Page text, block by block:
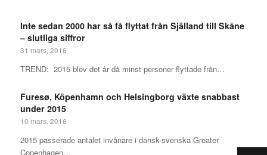
Inte sedan 2000 har så få flyttat från Själland till Skåne
– slutliga siffror
31 mars, 2016
TREND: 2015 blev det år då minst personer flyttade från…
Furesø, Köpenhamn och Helsingborg växte snabbast
under 2015
10 mars, 2016
2015 passerade antalet invånare i dansk-svenska Greater
Copenhagen…